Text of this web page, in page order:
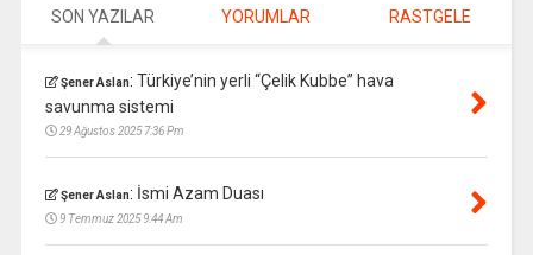
SON YAZILAR YORUMLAR RASTGELE
Şener Aslan: Türkiye’nin yerli “Çelik Kubbe” hava
savunma sistemi
29 Ağustos 2025 7:36 Pm
Şener Aslan: İsmi Azam Duası
9 Temmuz 2025 9:44 Am